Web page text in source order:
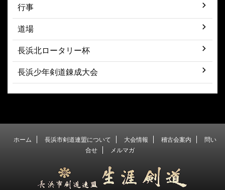
行事
道場
長浜北ロータリー杯
長浜少年剣道錬成大会
ホーム 長浜市剣道連盟について 大会情報 稽古会案内
問い
合せ
メルマガ